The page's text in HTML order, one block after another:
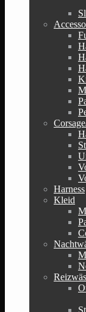
Harness
Kleid